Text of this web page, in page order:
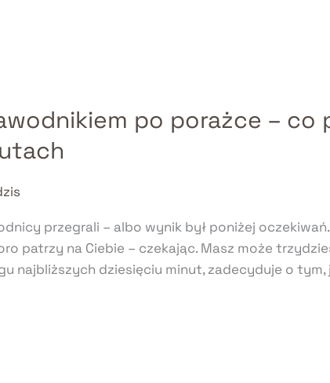
po porażce – co
przegrali – albo wynik był poniżej
patrzy na Ciebie – czekając. Masz może
najbliższych dziesięciu minut, zadecyduje o